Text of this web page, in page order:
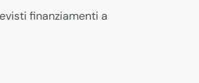
finanziamenti a